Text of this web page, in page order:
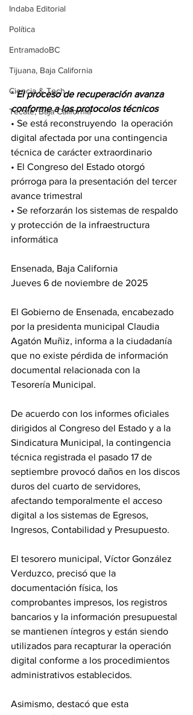
Indaba Editorial
Política
EntramadoBC
Tijuana, Baja California
Ciencia & Tech
Tecate, Baja California
* El proceso de recuperación avanza
conforme a los protocolos técnicos
• Se está reconstruyendo  la operación
digital afectada por una contingencia
técnica de carácter extraordinario
• El Congreso del Estado otorgó
prórroga para la presentación del tercer
avance trimestral
• Se reforzarán los sistemas de respaldo
y protección de la infraestructura
informática
Ensenada, Baja California
Jueves 6 de noviembre de 2025
El Gobierno de Ensenada, encabezado
por la presidenta municipal Claudia
Agatón Muñiz, informa a la ciudadanía
que no existe pérdida de información
documental relacionada con la
Tesorería Municipal.
De acuerdo con los informes oficiales
dirigidos al Congreso del Estado y a la
Sindicatura Municipal, la contingencia
técnica registrada el pasado 17 de
septiembre provocó daños en los discos
duros del cuarto de servidores,
afectando temporalmente el acceso
digital a los sistemas de Egresos,
Ingresos, Contabilidad y Presupuesto.
El tesorero municipal, Víctor González
Verduzco, precisó que la
documentación física, los
comprobantes impresos, los registros
bancarios y la información presupuestal
se mantienen íntegros y están siendo
utilizados para recapturar la operación
digital conforme a los procedimientos
administrativos establecidos.
Asimismo, destacó que esta